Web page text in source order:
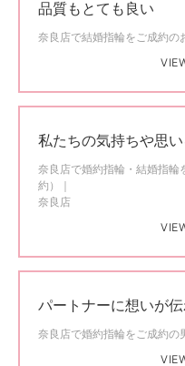
品質もとても良い
奈良店で結婚指輪をご成約の
私たちの気持ちや思
奈良店で婚約指輪・結婚指
約）
奈良店
パートナーに想いが
奈良店で婚約指輪をご成約の